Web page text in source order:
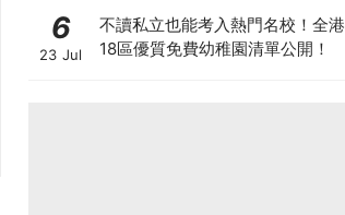
6
23 Jul
不讀私立也能考入熱門名校！全港
18區優質免費幼稚園清單公開！